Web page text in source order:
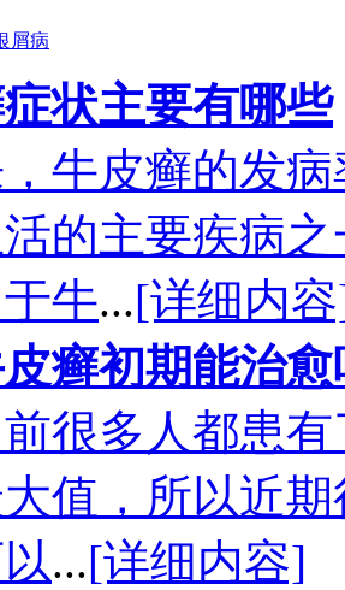
屑病
状主要有哪些
牛皮癣的发
的主要疾病
牛...[详细内
癣初期能治愈
很多人都患
值，所以近
...[详细内容]